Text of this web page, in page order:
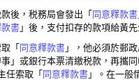
後，税務局會發出「 同意釋款書
款書」後，支付扣存的款項給黃先
「 同意釋款書 」，他必須於郵
」或銀行本票清繳税款，再攜
任索取「 同意釋款書 」。在一般